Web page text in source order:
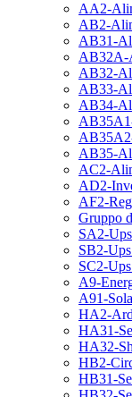
AA2-
AB2-
AB31-
AB32A-
AB32-
AB33-
AB34-
AB35-
AC2-
AD2-
AF2-
Gruppo
SA2-
SB2-
SC2-
A9-
A91-
HA2-
HA31-
HA32-
HB2-
HB31-